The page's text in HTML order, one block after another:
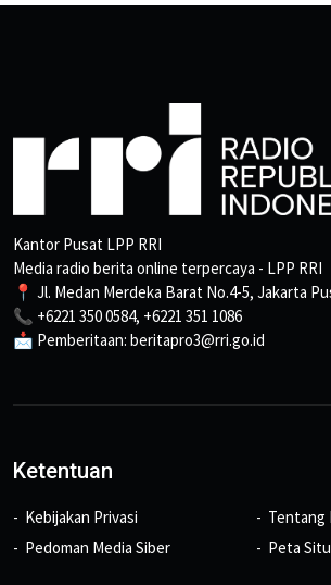
Kantor Pusat LPP RRI
Media radio berita online terpercaya - LPP RRI
📍 Jl. Medan Merdeka Barat No.4-5, Jakarta
📞 +6221 350 0584, +6221 351 1086
📩 Pemberitaan: beritapro3@rri.go.id
Ketentuan
Kebijakan Privasi
Pedoman Media Siber
Tentang
Peta